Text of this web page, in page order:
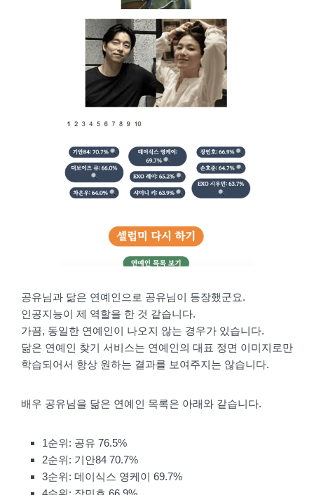
공유님과 닮은 연예인으로 공유님이 등장했군요.
인공지능이 제 역할을 한 것 같습니다.
가끔, 동일한 연예인이 나오지 않는 경우가 있습니다.
닮은 연예인 찾기 서비스는 연예인의 대표 정면 이미지로만
학습되어서 항상 원하는 결과를 보여주지는 않습니다.
배우 공유님을 닮은 연예인 목록은 아래와 같습니다.
1순위: 공유 76.5%
2순위: 기안84 70.7%
3순위: 데이식스 영케이 69.7%